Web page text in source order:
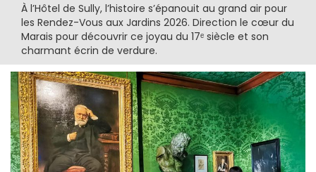
À l’Hôtel de Sully, l’histoire s’épanouit au grand air pour
les Rendez-Vous aux Jardins 2026. Direction le cœur du
Marais pour découvrir ce joyau du 17ᵉ siècle et son
charmant écrin de verdure.